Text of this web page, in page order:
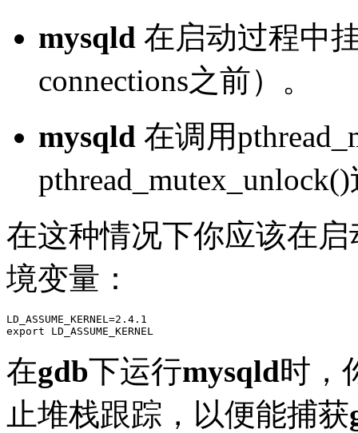
mysqld 在启动过程中
connections之前）。
mysqld 在调用
在这种情况下你应该在启
境变量：
LD_ASSUME_KERNEL=2.4.1
在gdb下运行mysqld时，
止堆栈跟踪，以便能捕获